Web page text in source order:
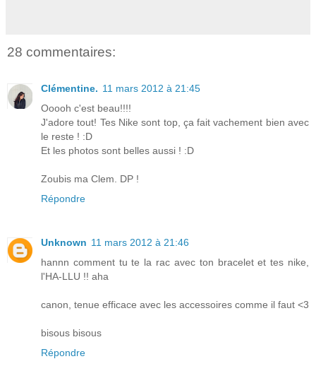
28 commentaires:
Clémentine. 11 mars 2012 à 21:45
Ooooh c'est beau!!!!
J'adore tout! Tes Nike sont top, ça fait vachement bien avec
le reste ! :D
Et les photos sont belles aussi ! :D
Zoubis ma Clem. DP !
Répondre
Unknown 11 mars 2012 à 21:46
hannn comment tu te la rac avec ton bracelet et tes nike,
l'HA-LLU !! aha
canon, tenue efficace avec les accessoires comme il faut <3
bisous bisous
Répondre